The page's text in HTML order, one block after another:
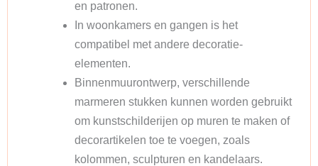
en patronen.
In woonkamers en gangen is het
compatibel met andere decoratie-
elementen.
Binnenmuurontwerp, verschillende
marmeren stukken kunnen worden gebruikt
om kunstschilderijen op muren te maken of
decorartikelen toe te voegen, zoals
kolommen, sculpturen en kandelaars.